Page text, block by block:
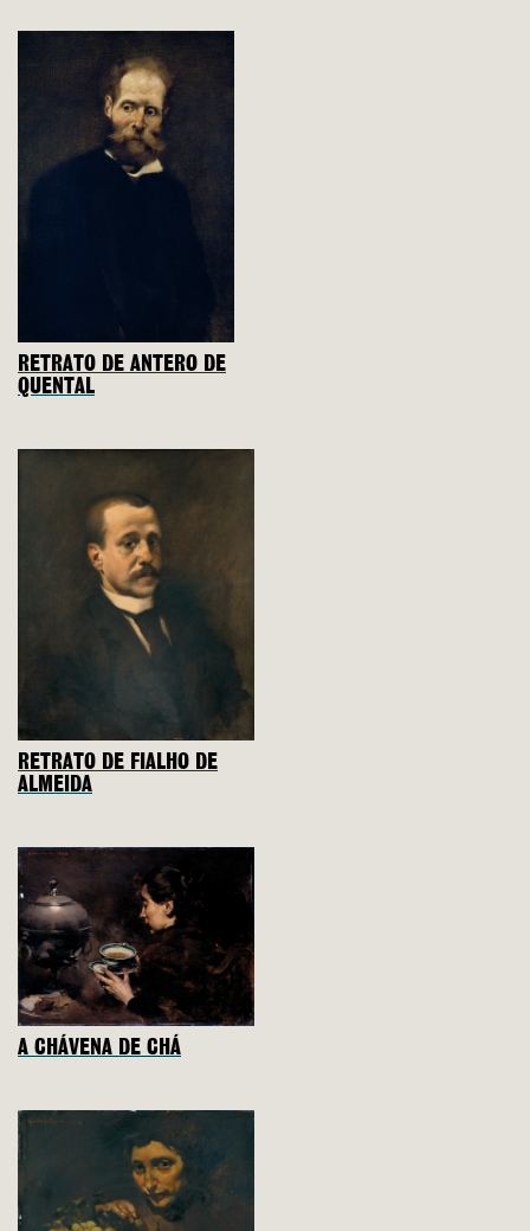
RETRATO DE ANTERO DE
QUENTAL
RETRATO DE FIALHO DE
ALMEIDA
A CHÁVENA DE CHÁ